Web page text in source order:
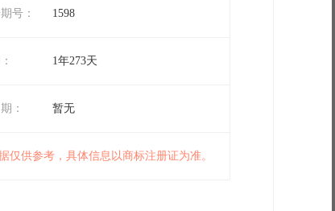
号： 1598
1年273天
： 暂无
仅供参考，具体信息以商标注册证为准。